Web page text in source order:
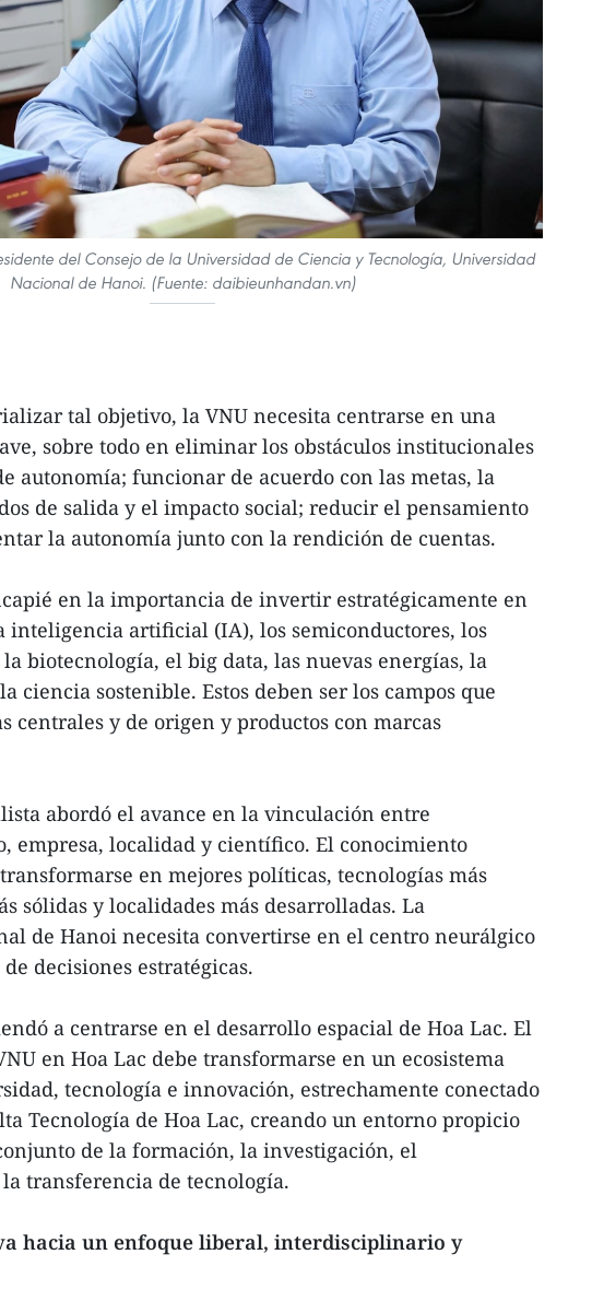
del Consejo de la Universidad de Ciencia y Tecnología, Universidad
Nacional de Hanoi. (Fuente: daibieunhandan.vn)
tal objetivo, la VNU necesita centrarse en una
sobre todo en eliminar los obstáculos institucionales
autonomía; funcionar de acuerdo con las metas, la
de salida y el impacto social; reducir el pensamiento
la autonomía junto con la rendición de cuentas.
en la importancia de invertir estratégicamente en
inteligencia artificial (IA), los semiconductores, los
biotecnología, el big data, las nuevas energías, la
ciencia sostenible. Estos deben ser los campos que
centrales y de origen y productos con marcas
abordó el avance en la vinculación entre
empresa, localidad y científico. El conocimiento
en mejores políticas, tecnologías más
sólidas y localidades más desarrolladas. La
de Hanoi necesita convertirse en el centro neurálgico
decisiones estratégicas.
a centrarse en el desarrollo espacial de Hoa Lac. El
en Hoa Lac debe transformarse en un ecosistema
tecnología e innovación, estrechamente conectado
Tecnología de Hoa Lac, creando un entorno propicio
de la formación, la investigación, el
transferencia de tecnología.
hacia un enfoque liberal, interdisciplinario y